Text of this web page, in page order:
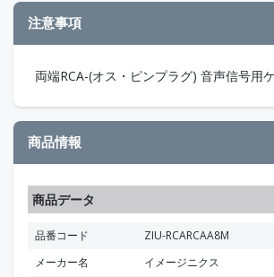
注意事項
両端RCA-(オス・ピンプラグ) 音声信号用
商品情報
商品データ
品番コード
ZIU-RCARCAA8M
メーカー名
イメージニクス